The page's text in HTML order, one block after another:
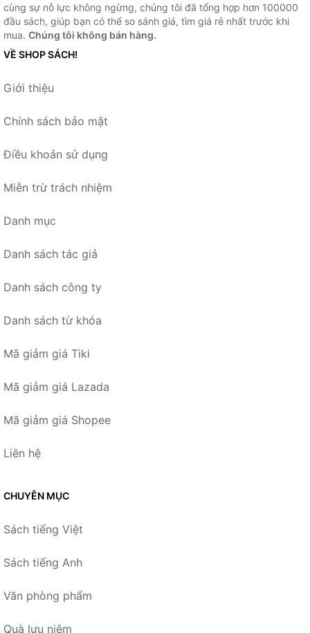
cùng sự nỗ lực không ngừng, chúng tôi đã tổng hợp hơn 100000
đầu sách, giúp bạn có thể so sánh giá, tìm giá rẻ nhất trước khi
mua. Chúng tôi không bán hàng.
VỀ SHOP SÁCH!
Giới thiệu
Chính sách bảo mật
Điều khoản sử dụng
Miễn trừ trách nhiệm
Danh mục
Danh sách tác giả
Danh sách công ty
Danh sách từ khóa
Mã giảm giá Tiki
Mã giảm giá Lazada
Mã giảm giá Shopee
Liên hệ
CHUYÊN MỤC
Sách tiếng Việt
Sách tiếng Anh
Văn phòng phẩm
Quà lưu niệm